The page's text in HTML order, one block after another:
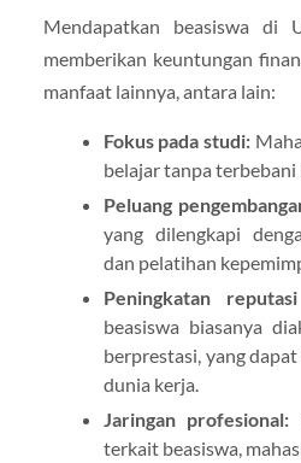
Mendapatkan beasiswa di
memberikan keuntungan
manfaat lainnya, antara lain:
Fokus pada studi:
belajar tanpa terbebani
Peluang
yang dilengkapi
dan pelatihan
Peningkatan
beasiswa biasanya
berprestasi, yang
dunia kerja.
Jaringan profesional:
terkait beasiswa,